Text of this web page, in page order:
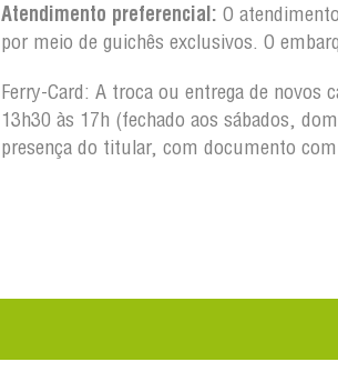
Atendimento preferencial: O
por meio de guichês exclusivos. O
Ferry-Card: A troca ou entrega de novos
13h30 às 17h (fechado aos sábados,
presença do titular, com documento